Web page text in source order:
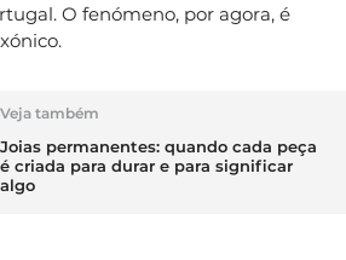
O fenómeno, por agora, é
Veja também
Joias permanentes: quando cada peça
é criada para durar e para significar
algo